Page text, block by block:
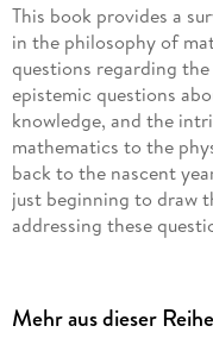
This book provides a
in the philosophy of
questions regarding
epistemic questions
knowledge, and the
mathematics to the
back to the nascent
just beginning to draw
addressing these
approach their
critique. The
Mehr aus dieser Reihe